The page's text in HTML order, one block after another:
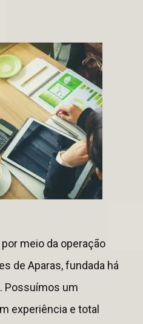
meio da operação
de Aparas, fundada há
Possuímos um
experiência e total